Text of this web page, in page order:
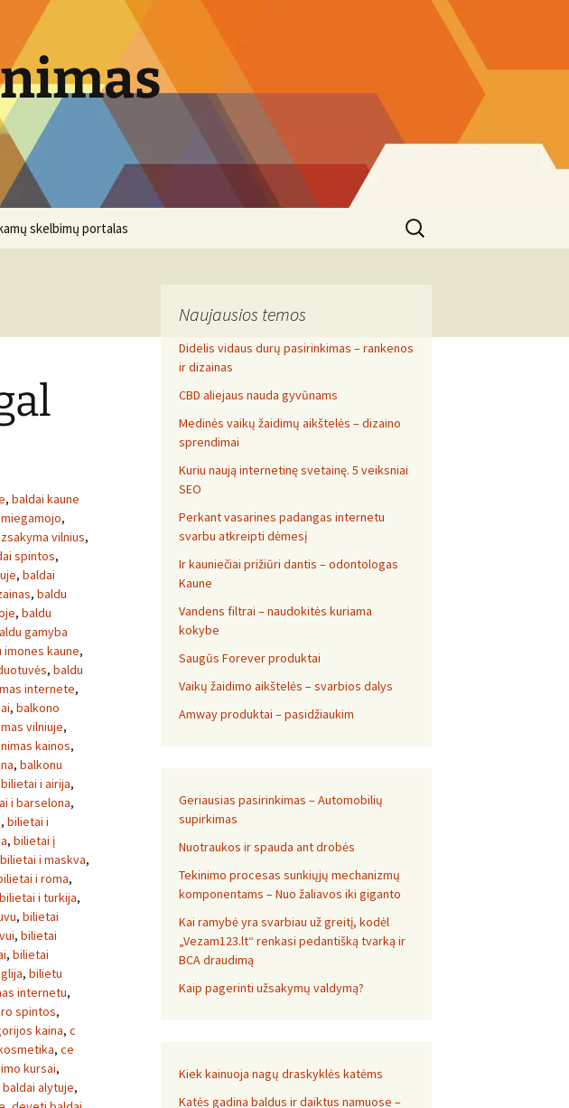
skelbimų portalas
Search
for:
, baldai kaune
,
vilnius,
spintos,
, baldai
, baldu
, baldu
gamyba
imones kaune,
, baldu
internete,
, balkono
vilniuje,
kainos,
, balkonu
bilietai i airija,
i barselona,
, bilietai i
, bilietai į
bilietai i maskva,
i roma,
bilietai i turkija,
, bilietai
, bilietai
, bilietai
, bilietu
internetu,
spintos,
kaina, c
, ce
kursai,
alytuje,
Naujausios temos
Didelis vidaus durų pasirinkimas – rankenos
ir dizainas
CBD aliejaus nauda gyvūnams
Medinės vaikų žaidimų aikštelės – dizaino
sprendimai
Kuriu naują internetinę svetainę. 5 veiksniai
SEO
Perkant vasarines padangas internetu
svarbu atkreipti dėmesį
Ir kauniečiai prižiūri dantis – odontologas
Kaune
Vandens filtrai – naudokitės kuriama
kokybe
Saugūs Forever produktai
Vaikų žaidimo aikštelės – svarbios dalys
Amway produktai – pasidžiaukim
Geriausias pasirinkimas – Automobilių
supirkimas
Nuotraukos ir spauda ant drobės
Tekinimo procesas sunkiųjų mechanizmų
komponentams – Nuo žaliavos iki giganto
Kai ramybė yra svarbiau už greitį, kodėl
„Vezam123.lt“ renkasi pedantišką tvarką ir
BCA draudimą
Kaip pagerinti užsakymų valdymą?
Kiek kainuoja nagų draskyklės katėms
Katės gadina baldus ir daiktus namuose –